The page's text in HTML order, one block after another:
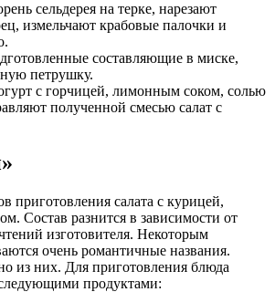
сельдерея на терке, нарезают
измельчают крабовые палочки и
составляющие в миске,
петрушку.
с горчицей, лимонным соком, солью
полученной смесью салат с
приготовления салата с курицей,
Состав разнится в зависимости от
изготовителя. Некоторым
очень романтичные названия.
из них. Для приготовления блюда
следующими продуктами: